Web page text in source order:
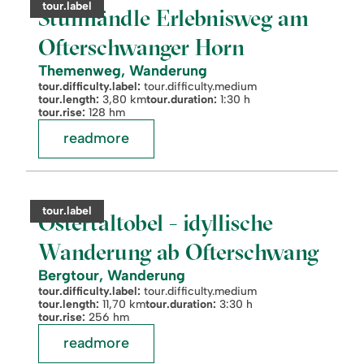
category:
tour.label
Stuimändle Erlebnisweg am
Ofterschwanger Horn
Themenweg, Wanderung
tour.difficulty.label: tour.difficulty.medium
tour.length: 3,80 kmtour.duration: 1:30 h
tour.rise: 128 hm
Ofterschwanger
Horn
readmore
category:
tour.label
Ostertaltobel - idyllische
Wanderung ab Ofterschwang
Bergtour, Wanderung
tour.difficulty.label: tour.difficulty.medium
tour.length: 11,70 kmtour.duration: 3:30 h
tour.rise: 256 hm
readmore:
idyllische
Wanderung
Ofterschwang
readmore